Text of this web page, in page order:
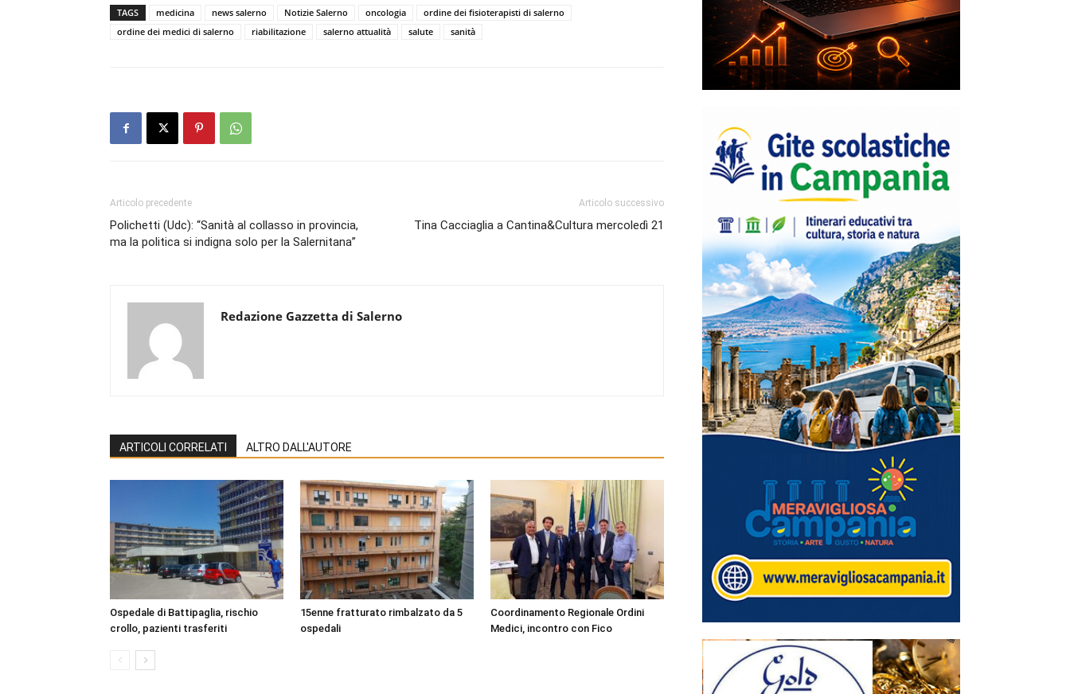
TAGS medicina news salerno Notizie Salerno oncologia
ordine dei fisioterapisti di salerno
ordine dei medici di salerno
riabilitazione salerno attualità salute sanità
Articolo precedente
Polichetti (Udc): “Sanità al collasso in provincia,
ma la politica si indigna solo per la Salernitana”
Articolo successivo
Tina Cacciaglia a Cantina&Cultura mercoledì 21
Redazione Gazzetta di Salerno
ARTICOLI CORRELATI ALTRO DALL'AUTORE
Ospedale di Battipaglia, rischio
crollo, pazienti trasferiti
15enne fratturato rimbalzato da 5
ospedali
Coordinamento Regionale Ordini
Medici, incontro con Fico